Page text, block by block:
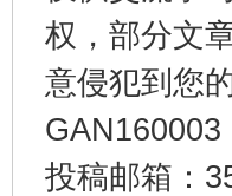
权，部分文
意侵犯到您
投稿邮箱：